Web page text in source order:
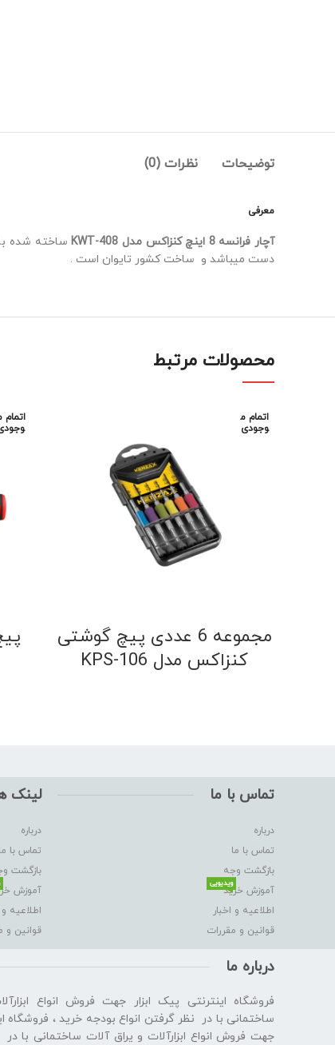
توضیحات نظرات (0)
معرفی
آچار فرانسه 8 اینچ کنزاکس مدل KWT-408
دست میباشد و ساخت کشور تایوان است .
محصولات مرتبط
اتمام م
وجودی
مجموعه 6 عددی پیچ گوشتی
کنزاکس مدل KPS-106
اتمام
تماس با ما
درباره
تماس با ما
بازگشت وجه
آموزش خرید
ویدیویی
اطلاعیه و اخبار
قوانین و مقررات
لینک
درباره
تماس با ما
بازگشت
آموزش
اطلاعیه و
قوانین و
درباره ما
فروشگاه اینترنتی پیک ابزار جهت فروش انواع
ساختمانی با در نظر گرفتن انواع بودجه خرید ، فروشگاه
جهت فروش انواع ابزارآلات و یراق آلات ساختمانی با در